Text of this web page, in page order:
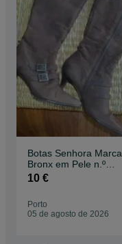
Botas Senhora Marca
Bronx em Pele n.º
38/39
10 €
Porto
05 de agosto de 2026